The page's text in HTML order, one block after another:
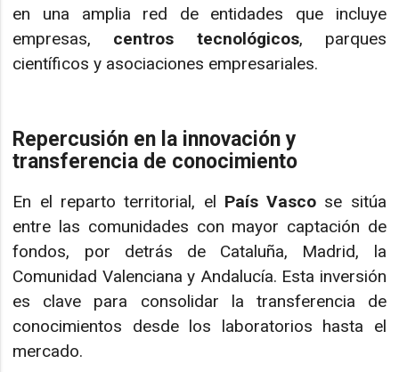
en una amplia red de entidades que incluye
empresas, centros tecnológicos, parques
científicos y asociaciones empresariales.
Repercusión en la innovación y
transferencia de conocimiento
En el reparto territorial, el País Vasco se sitúa
entre las comunidades con mayor captación de
fondos, por detrás de Cataluña, Madrid, la
Comunidad Valenciana y Andalucía. Esta inversión
es clave para consolidar la transferencia de
conocimientos desde los laboratorios hasta el
mercado.